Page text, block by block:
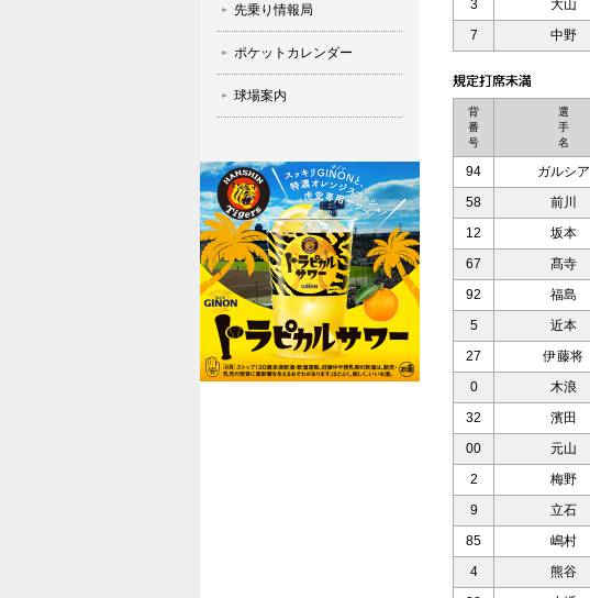
先乗り情報局
ポケットカレンダー
球場案内
3
大山
7
中野
背
番
号
選
手
名
94 ガルシア
58
前川
12
坂本
67
髙寺
92
福島
5
近本
27
伊藤将
0
木浪
32
濱田
00
元山
2
梅野
9
立石
85
嶋村
4
熊谷